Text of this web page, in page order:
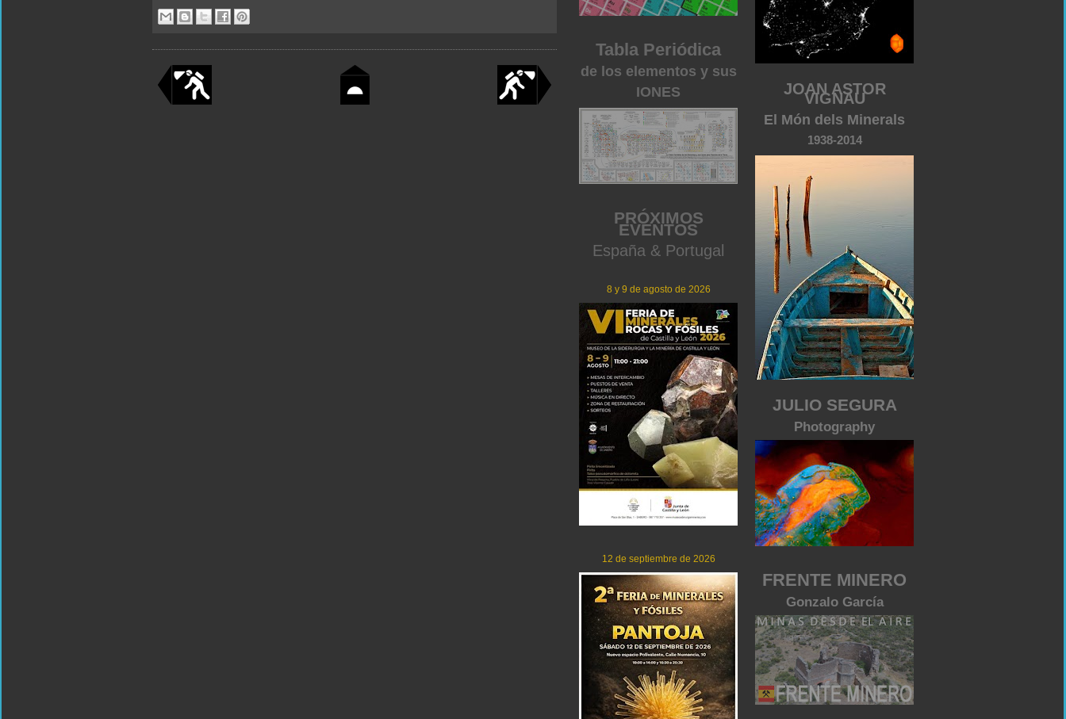
JOAN ASTOR
VIGNAU
El Món dels Minerals
1938-2014
JULIO SEGURA
Photography
FRENTE MINERO
Gonzalo García
Tabla Periódica
de los elementos y sus
IONES
PRÓXIMOS
EVENTOS
España & Portugal
8 y 9 de agosto de 2026
12 de septiembre de 2026